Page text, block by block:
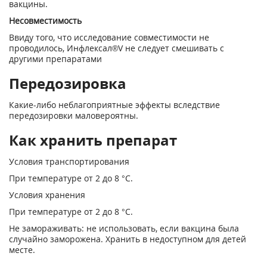
вакцины.
Несовместимость
Ввиду того, что исследование совместимости не
проводилось, Инфлексал®V не следует смешивать с
другими препаратами
Передозировка
Какие-либо неблагоприятные эффекты вследствие
передозировки маловероятны.
Как хранить препарат
Условия транспортирования
При температуре от 2 до 8 °С.
Условия хранения
При температуре от 2 до 8 °С.
Не замораживать: не использовать, если вакцина была
случайно заморожена. Хранить в недоступном для детей
месте.